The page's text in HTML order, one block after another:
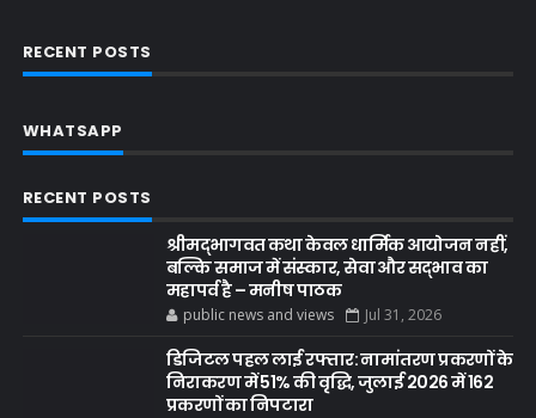
RECENT POSTS
WHATSAPP
RECENT POSTS
श्रीमद्भागवत कथा केवल धार्मिक आयोजन नहीं,
बल्कि समाज में संस्कार, सेवा और सद्भाव का
महापर्व है – मनीष पाठक
public news and views Jul 31, 2026
डिजिटल पहल लाई रफ्तार: नामांतरण प्रकरणों के
निराकरण में 51% की वृद्धि, जुलाई 2026 में 162
प्रकरणों का निपटारा